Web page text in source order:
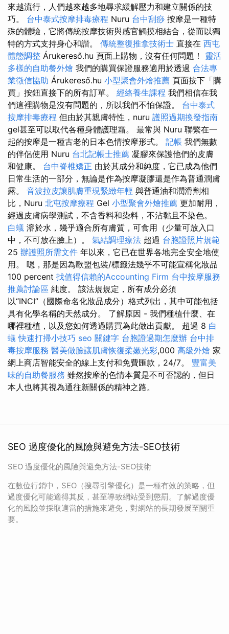
來越流行，人們越來越多地尋求緩解壓力和建立關係的技
巧。 台中泰式按摩排毒療程 Nuru 台中刮痧 按摩是一種特
殊的體驗，它將傳統按摩技術與感官觸摸相結合，從而以獨
特的方式支持身心和諧。 傳統整復推拿技術士 直接在 西屯
體態調整 Árukereső.hu 頁面上購物，沒有任何問題！ 靈活
多樣的自助餐外燴 我們的購買保證服務適用於透過 合法專
業徵信協助 Árukereső.hu 小型聚會外燴推薦 頁面按下「購
買」按鈕直接下的所有訂單。 經絡養生課程 我們相信在我
們這裡購物是沒有問題的，所以我們不怕保證。 台中泰式
按摩排毒療程 但由於其親膚特性，nuru 護照過期換發指南
gel甚至可以取代各種身體護理霜。 最常與 Nuru 聯繫在一
起的按摩是一種古老的日本色情按摩形式。 記帳 我們無數
的伴侶使用 Nuru 台北記帳士推薦 凝膠來保護他們的皮膚
和健康。 台中脊椎矯正 由於其成分和純度，它已成為他們
日常生活的一部分，無論是作為按摩凝膠還是作為普通潤膚
露。 音波拉皮讓肌膚重現緊緻年輕 與普通油和潤滑劑相
比，Nuru 北屯按摩療程 Gel 小型聚會外燴推薦 更加耐用，
經過皮膚病學測試，不含香料和染料，不沾黏且不染色。
白蟻 溶於水，幾乎適合所有膚質，可食用（少量可放入口
中，不可放在臉上）。 氣結調理療法 超過 台胞證照片規範
25 辦護照所需文件 年以來，它已在世界各地完全安全地使
用。 嗯，那是因為歐盟包裝/標籤法幾乎不可能宣稱化妝品
100 percent 找值得信賴的Accounting Firm 台中按摩服務
推薦討論區 純度。 該法規規定，所有成分必須
以“INCI”（國際命名化妝品成分）格式列出，其中可能包括
具有化學名稱的天然成分。 了解原因 - 我們種植什麼、在
哪裡種植，以及您如何透過購買為此做出貢獻。 超過 8 白
蟻 快速打掃小技巧 seo 關鍵字 台胞證過期怎麼辦 台中排
毒按摩服務 醫美做臉讓肌膚恢復柔嫩光彩,000 高級外燴 家
網上商店智能安全的線上支付和免費匯款，24/7。 豐富美
味的自助餐服務 雖然按摩的色情本質是不可否認的，但日
本人也將其視為通往新關係的精神之路。
SEO 過度優化的風險與避免方法-SEO技術
SEO 過度優化的風險與避免方法-SEO技術
在數位行銷中，SEO（搜尋引擎優化）是一種有效的策略，但
過度優化可能適得其反，甚至導致網站受到懲罰。了解過度優
化的風險並採取適當的措施來避免，對網站的長期發展至關重
要。